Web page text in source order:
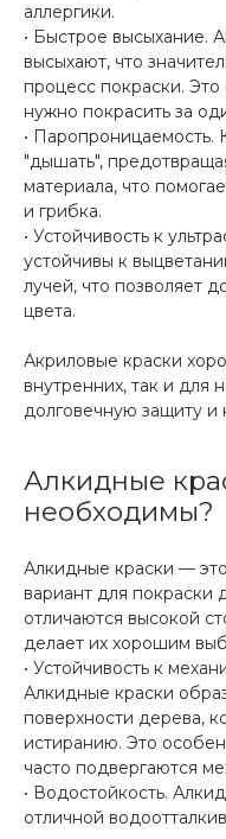
аллергики.
• Быстрое высыхание.
высыхают, что
процесс покраски.
нужно покрасить за
• Паропроницаемость.
"дышать",
материала, что
и грибка.
• Устойчивость к
устойчивы к
лучей, что позволяет
цвета.
Акриловые краски
внутренних, так и для
долговечную защиту
Алкидные
необходимы?
Алкидные краски —
вариант для
отличаются высокой
делает их хорошим
• Устойчивость к
Алкидные краски
поверхности дерева,
истиранию. Это
часто подвергаются
• Водостойкость.
отличной